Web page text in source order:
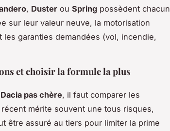
, Duster ou Spring possèdent chacun
sur leur valeur neuve, la motorisation
garanties demandées (vol, incendie,
et choisir la formule la plus
pas chère, il faut comparer les
mérite souvent une tous risques,
être assuré au tiers pour limiter la prime